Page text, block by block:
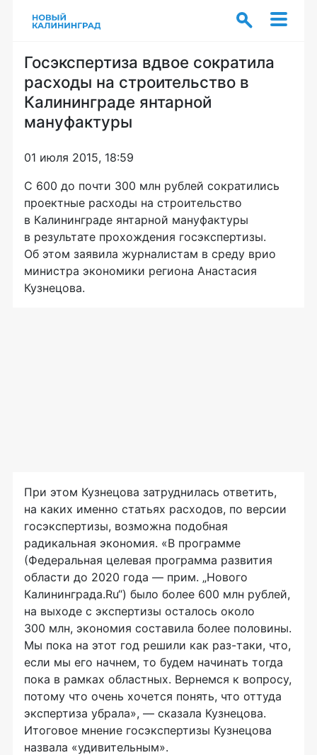
Госэкспертиза вдвое сократила
расходы на строительство в
Калининграде янтарной
мануфактуры
01 июля 2015, 18:59
С 600 до почти 300 млн рублей сократились
проектные расходы на строительство
в Калининграде янтарной мануфактуры
в результате прохождения госэкспертизы.
Об этом заявила журналистам в среду врио
министра экономики региона Анастасия
Кузнецова.
При этом Кузнецова затруднилась ответить,
на каких именно статьях расходов, по версии
госэкспертизы, возможна подобная
радикальная экономия. «В программе
(Федеральная целевая программа развития
области до 2020 года — прим. „Нового
Калининграда.Ru“) было более 600 млн рублей,
на выходе с экспертизы осталось около
300 млн, экономия составила более половины.
Мы пока на этот год решили как раз-таки, что,
если мы его начнем, то будем начинать тогда
пока в рамках областных. Вернемся к вопросу,
потому что очень хочется понять, что оттуда
экспертиза убрала», — сказала Кузнецова.
Итоговое мнение госэкспертизы Кузнецова
назвала «удивительным».